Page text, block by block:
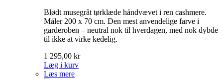
Blødt musegråt tørklæde håndvævet i ren cashmere.
Måler 200 x 70 cm. Den mest anvendelige farve i
garderoben – neutral nok til hverdagen, med nok dybde
til ikke at virke kedelig.
1 295,00 kr
Læg i kurv
Læs mere